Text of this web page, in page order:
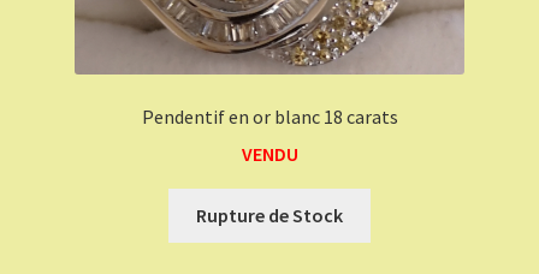
Pendentif en or blanc 18 carats
VENDU
Rupture de Stock